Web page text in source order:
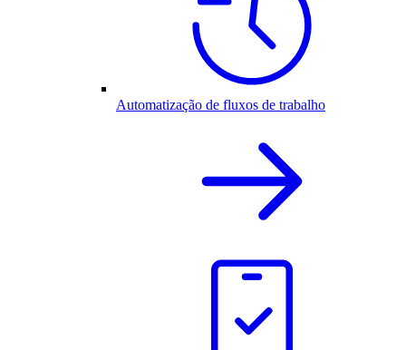
Automatização de fluxos de trabalho